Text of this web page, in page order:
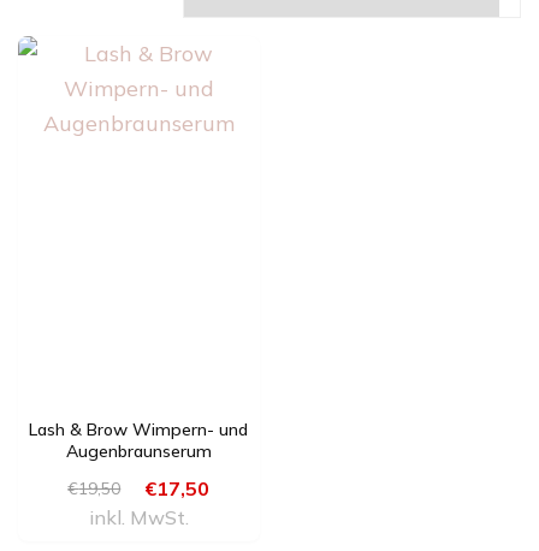
Lash & Brow Wimpern- und
Augenbraunserum
€19,50
Ursprünglicher
€17,50
Aktueller
inkl. MwSt.